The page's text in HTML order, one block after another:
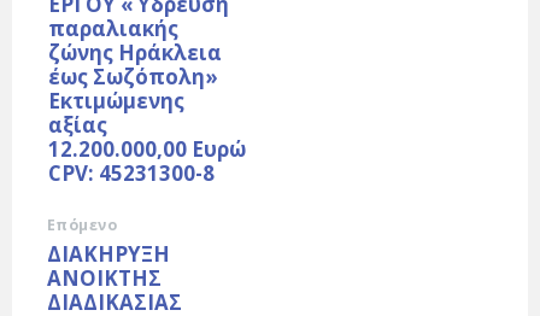
παραλιακής
ζώνης Ηράκλεια
έως Σωζόπολη»
Εκτιμώμενης
αξίας
12.200.000,00 Ευρώ
CPV: 45231300-8
Επόμενο
ΔΙΑΚΗΡΥΞΗ
ΑΝΟΙΚΤΗΣ
ΔΙΑΔΙΚΑΣΙΑΣ